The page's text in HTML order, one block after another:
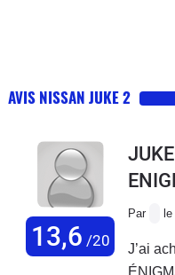
AVIS NISSAN JUKE 2
13,6 /20
Par
J’ai acheté